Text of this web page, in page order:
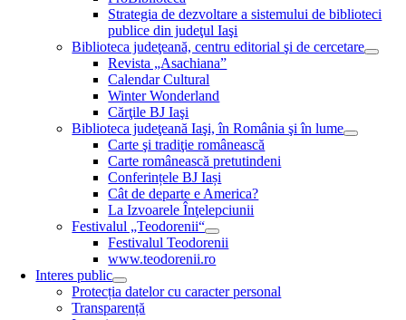
Strategia de dezvoltare a sistemului de biblioteci
publice din judeţul Iaşi
Biblioteca judeţeană, centru editorial şi de cercetare
Revista „Asachiana”
Calendar Cultural
Winter Wonderland
Cărţile BJ Iaşi
Biblioteca judeţeană Iaşi, în România şi în lume
Carte şi tradiţie românească
Carte românească pretutindeni
Conferințele BJ Iași
Cât de departe e America?
La Izvoarele Înţelepciunii
Festivalul „Teodorenii“
Festivalul Teodorenii
www.teodorenii.ro
Interes public
Protecția datelor cu caracter personal
Transparență